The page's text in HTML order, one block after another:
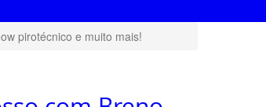
pirotécnico e muito mais!